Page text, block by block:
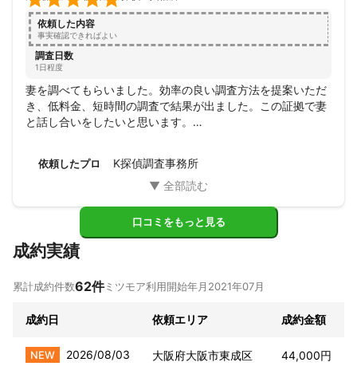
依頼した内容
事実確認できればよい
調査日数
1日程度
妻を調べてもらいました。効率の良い調査方法を提案いただ
き、低料金、短時間の調査で結果が出ました。この証拠で妻
と話し合いをしたいと思います。
依頼したプロ K探偵調査事務所
口コミをもっと見る
成約実績
累計成約件数62件ミツモア利用開始年月 2021年07月
成約日 依頼エリア 成約金額
NEW 2026/08/03 大阪府大阪市東成区 44,000円